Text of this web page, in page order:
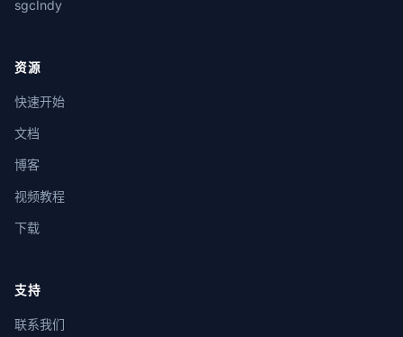
sgcIndy
资源
快速开始
文档
博客
视频教程
下载
支持
联系我们